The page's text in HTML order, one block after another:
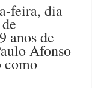
feira, dia
anos de
Afonso
como